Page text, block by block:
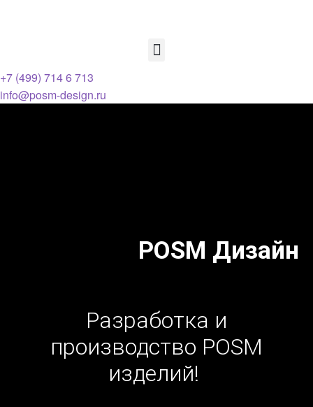
+7 (499) 714 6 713
info@posm-design.ru
POSM Дизайн
Разработка и
производство POSM
изделий!